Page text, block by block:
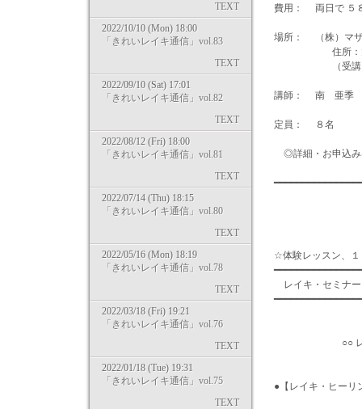
TEXT
2022/10/10 (Mon) 18:00
「きれいレイキ通信」vol.83
TEXT
2022/09/10 (Sat) 17:01
「きれいレイキ通信」vol.82
TEXT
2022/08/12 (Fri) 18:00
「きれいレイキ通信」vol.81
TEXT
2022/07/14 (Thu) 18:15
「きれいレイキ通信」vol.80
TEXT
2022/05/16 (Mon) 18:19
「きれいレイキ通信」vol.78
TEXT
2022/03/18 (Fri) 19:21
「きれいレイキ通信」vol.76
TEXT
2022/01/18 (Tue) 19:31
「きれいレイキ通信」vol.75
TEXT
費用： 両日で ５
場所： （株）マ
住所：大阪
（受講される
講師： 南 亜季
定員： ８名
◎詳細・お申込み
☆体験レッスン、
レイキ・セ
○○ レイキヒ
●【レイキ・ヒーリ